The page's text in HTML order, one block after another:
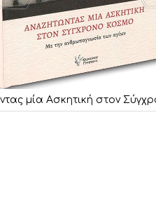
μία Ασκητική στον